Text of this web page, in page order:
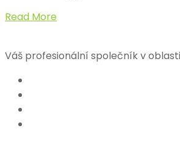
Read More
Váš profesionální společník v